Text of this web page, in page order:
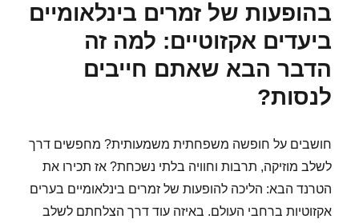
בהופעות של זמרים בינלאומיים
ביעדים אקזוטיים: למה זה
הדבר הבא שאתם חייבים
לנסות?
חושבים על חופשה משפחתית משמעותית? מחפשים דרך
לשלב מוזיקה, תרבות וחוויה בלתי נשכחת? אז תכירו את
הטרנד הבא: הליכה להופעות של זמרים בינלאומיים בערים
אקזוטיות ברחבי העולם. באיזה עוד דרך הצלחתם לשלב